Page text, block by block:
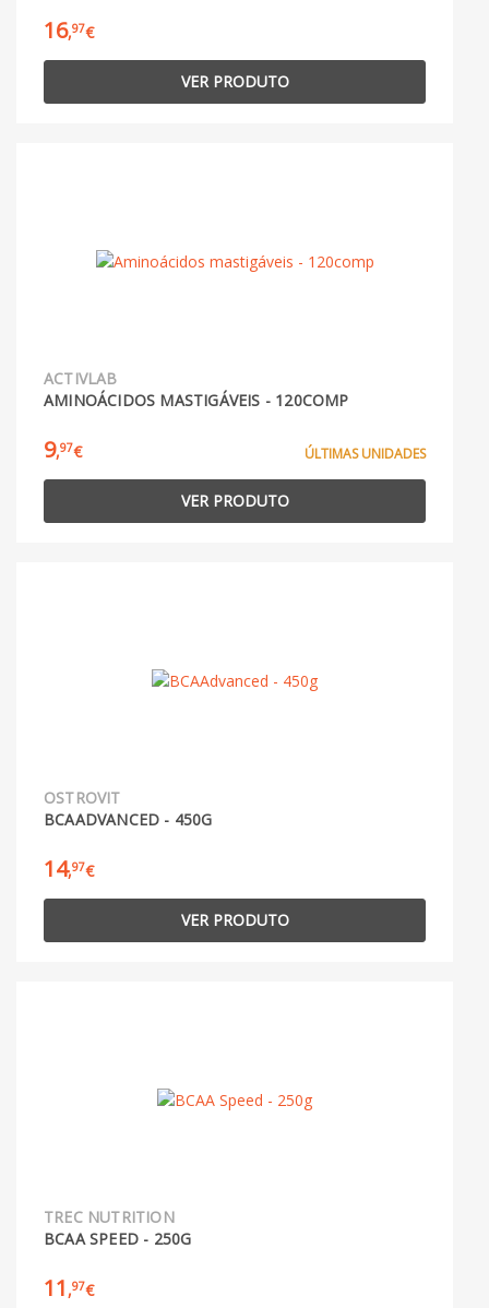
16,97€
VER PRODUTO
ACTIVLAB
AMINOÁCIDOS MASTIGÁVEIS - 120COMP
9,97€ ÚLTIMAS UNIDADES
VER PRODUTO
OSTROVIT
BCAADVANCED - 450G
14,97€
VER PRODUTO
TREC NUTRITION
BCAA SPEED - 250G
11 ,97€